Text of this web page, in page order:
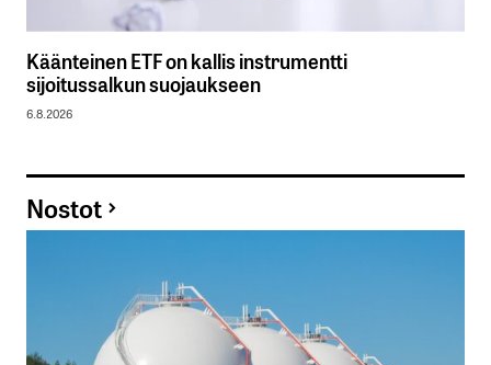
Käänteinen ETF on kallis instrumentti
sijoitussalkun suojaukseen
6.8.2026
Nostot